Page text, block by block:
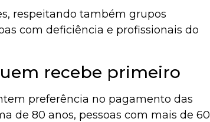
respeitando também grupos
com deficiência e profissionais do
recebe primeiro
preferência no pagamento das
de 80 anos, pessoas com mais de 60